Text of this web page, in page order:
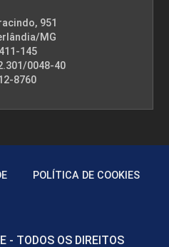
951
MG
145
0048-40
8760
POLÍTICA DE COOKIES
- TODOS OS DIREITOS